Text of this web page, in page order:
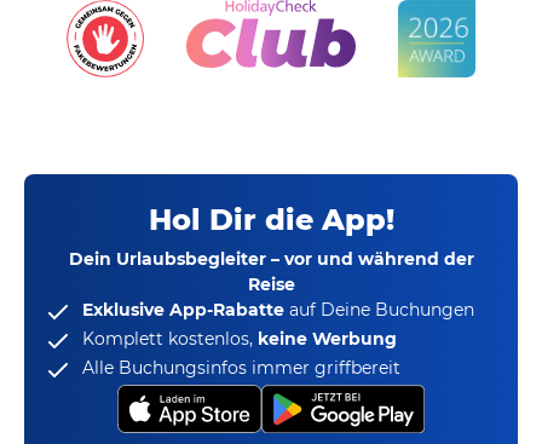
Hol Dir die App!
Dein Urlaubsbegleiter – vor und während der
Reise
Exklusive App-Rabatte auf Deine Buchungen
Komplett kostenlos, keine Werbung
Alle Buchungsinfos immer griffbereit